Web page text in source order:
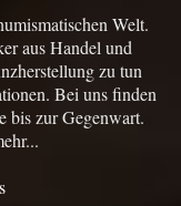
Welt.
aus Handel und
zu tun
Bei uns finden
bis zur Gegenwart.